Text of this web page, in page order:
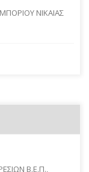
ΝΙΚΑΙΑΣ
Β.Ε.Π.,